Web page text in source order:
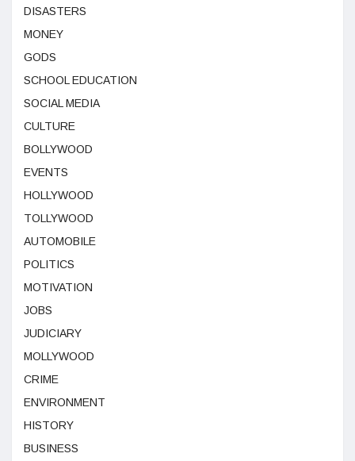
DISASTERS
MONEY
GODS
SCHOOL EDUCATION
SOCIAL MEDIA
CULTURE
BOLLYWOOD
EVENTS
HOLLYWOOD
TOLLYWOOD
AUTOMOBILE
POLITICS
MOTIVATION
JOBS
JUDICIARY
MOLLYWOOD
CRIME
ENVIRONMENT
HISTORY
BUSINESS